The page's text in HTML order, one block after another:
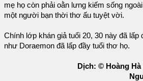
mẹ họ còn phải oằn lưng kiếm sống
một người bạn thời thơ ấu tuyệt vời.
Chính lớp khán giả tuổi 20, 30 này đã lấp
như Doraemon đã lấp đầy tuổi thơ họ.
Dịch: © Hoàng